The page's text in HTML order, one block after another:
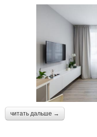
читать дальше →